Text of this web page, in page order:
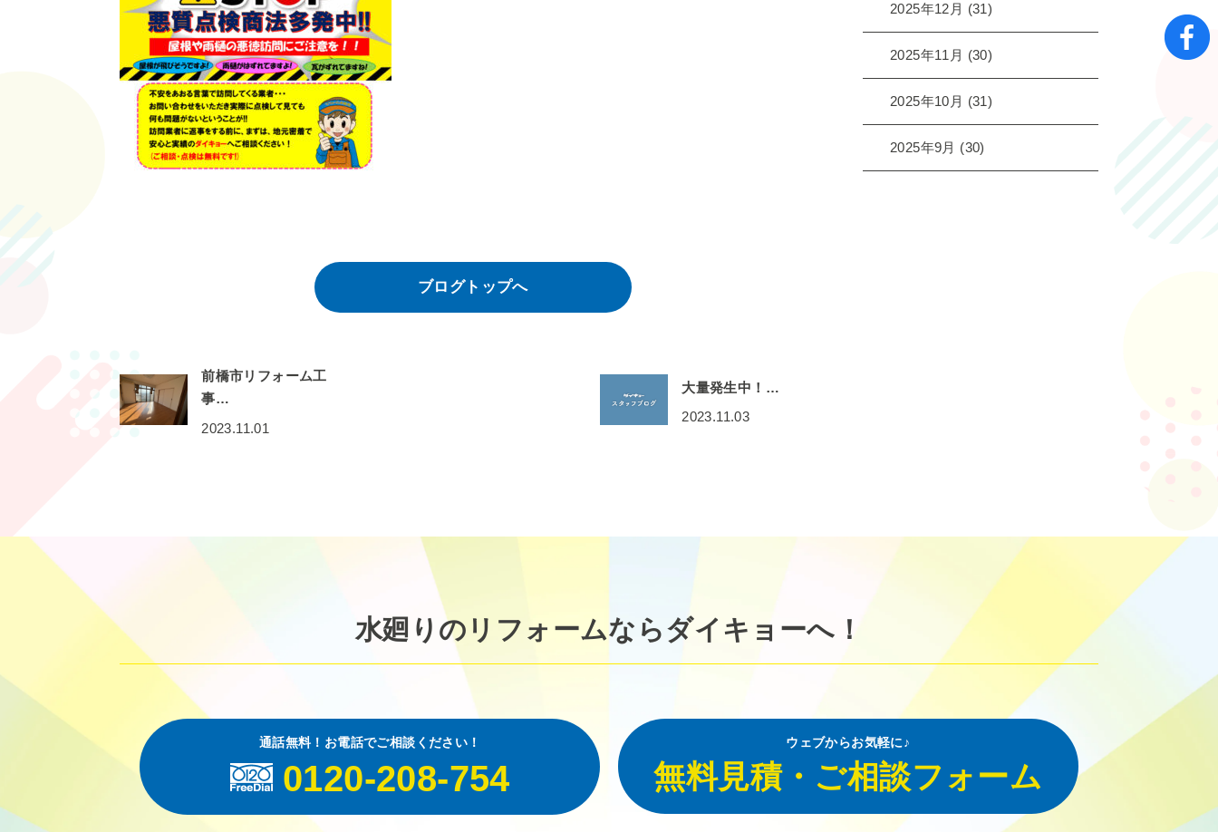
ブログトップへ
前橋市リフォーム工
事…
2023.11.01
大量発生中！…
2023.11.03
2025年12月 (31)
2025年11月 (30)
2025年10月 (31)
2025年9月 (30)
水廻りのリフォームならダイキョーへ！
通話無料！お電話でご相談ください！
0120-208-754
ウェブからお気軽に♪
無料見積・ご相談フォーム